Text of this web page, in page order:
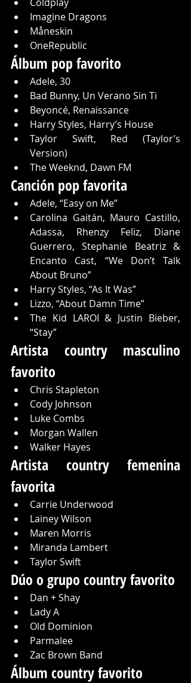
Imagine Dragons
Måneskin
OneRepublic
Álbum pop favorito
Adele, 30
Bad Bunny, Un Verano Sin Ti
Beyoncé, Renaissance
Harry Styles, Harry’s House
Taylor Swift, Red (Taylor’s
Version)
The Weeknd, Dawn FM
Canción pop favorita
Adele, “Easy on Me”
Carolina Gaitán, Mauro Castillo,
Adassa, Rhenzy Feliz, Diane
Guerrero, Stephanie Beatriz &
Encanto Cast, “We Don’t Talk
About Bruno”
Harry Styles, “As It Was”
Lizzo, “About Damn Time”
The Kid LAROI & Justin Bieber,
“Stay”
Artista country masculino
favorito
Chris Stapleton
Cody Johnson
Luke Combs
Morgan Wallen
Walker Hayes
Artista country femenina
favorita
Carrie Underwood
Lainey Wilson
Maren Morris
Miranda Lambert
Taylor Swift
Dúo o grupo country favorito
Dan + Shay
Lady A
Old Dominion
Parmalee
Zac Brown Band
Álbum country favorito